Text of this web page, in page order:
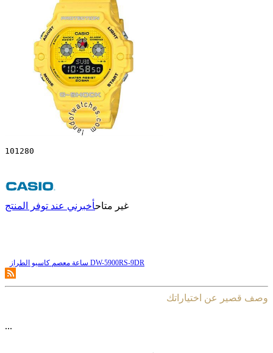
101280
غير متاحأخبرني عند توفر المنتج
ساعة معصم کاسیو الطراز DW-5900RS-9DR
وصف قصير عن اختياراتك
...